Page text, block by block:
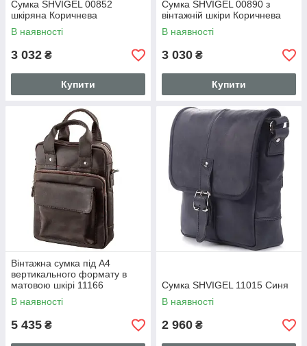
Сумка SHVIGEL 00852
шкіряна Коричнева
В наявності
3 032 ₴
Купити
Сумка SHVIGEL 00890 з
вінтажній шкіри Коричнева
В наявності
3 030 ₴
Купити
Вінтажна сумка під А4
вертикального формату в
матовою шкірі 11166
SHVIGEL, Коричнева
В наявності
5 435 ₴
Сумка SHVIGEL 11015 Синя
В наявності
2 960 ₴